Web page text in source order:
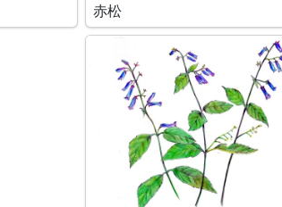
赤松